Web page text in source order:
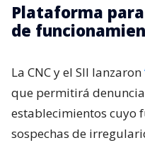
Plataforma
de
La CNC y el SII lanzaron
que permitirá
establecimientos cuyo
sospechas de